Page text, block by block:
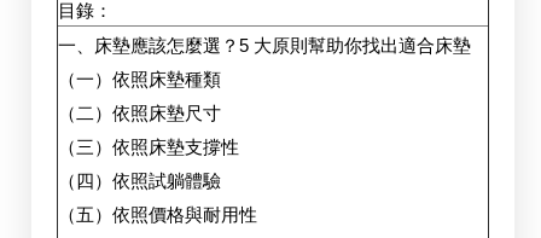
目錄：
一、床墊應該怎麼選？5 大原則幫助你找出適合床墊
（一）依照床墊種類
（二）依照床墊尺寸
（三）依照床墊支撐性
（四）依照試躺體驗
（五）依照價格與耐用性